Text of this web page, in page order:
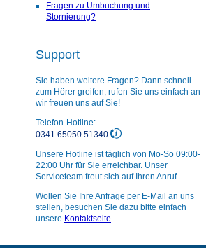
Fragen zu Umbuchung und
Stornierung?
Support
Sie haben weitere Fragen? Dann schnell
zum Hörer greifen, rufen Sie uns einfach an -
wir freuen uns auf Sie!
Telefon-Hotline:
0341 65050 51340
Unsere Hotline ist täglich von Mo-So 09:00-
22:00 Uhr für Sie erreichbar. Unser
Serviceteam freut sich auf Ihren Anruf.
Wollen Sie Ihre Anfrage per E-Mail an uns
stellen, besuchen Sie dazu bitte einfach
unsere Kontaktseite.